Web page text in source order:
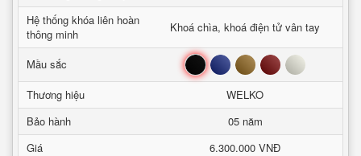
Hệ thống khóa liên hoàn
thông minh
Khoá chìa, khoá điện tử vân tay
Mầu sắc Đen Xanh Nâu Đỏ Trắng
Thương hiệu
WELKO
Bảo hành
05 năm
Giá
6.300.000 VNĐ